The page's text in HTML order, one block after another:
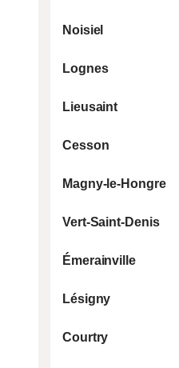
Noisiel
Lognes
Lieusaint
Cesson
Magny-le-Hongre
Vert-Saint-Denis
Émerainville
Lésigny
Courtry